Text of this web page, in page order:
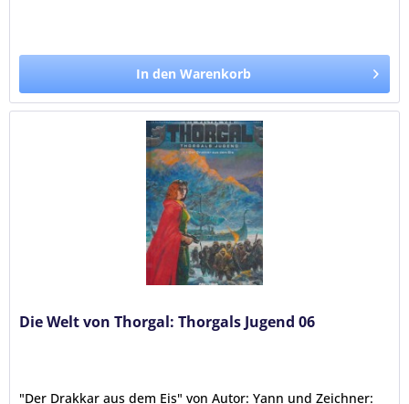
In den Warenkorb
Die Welt von Thorgal: Thorgals Jugend 06
"Der Drakkar aus dem Eis" von Autor: Yann und Zeichner: